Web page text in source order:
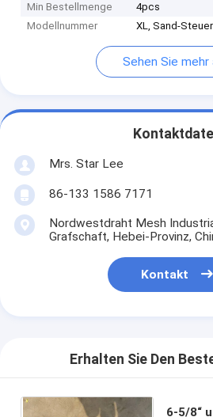
Min Bestellmenge
4pcs
Modellnummer
XL, Sand-
Sehen Sie mehr
Mrs. Star Lee
86-133 1586 7171
Nordwestdraht Mesh
Grafschaft, Hebei-Provinz,
Kontakt
Erhalten Sie Den
6-5/8“